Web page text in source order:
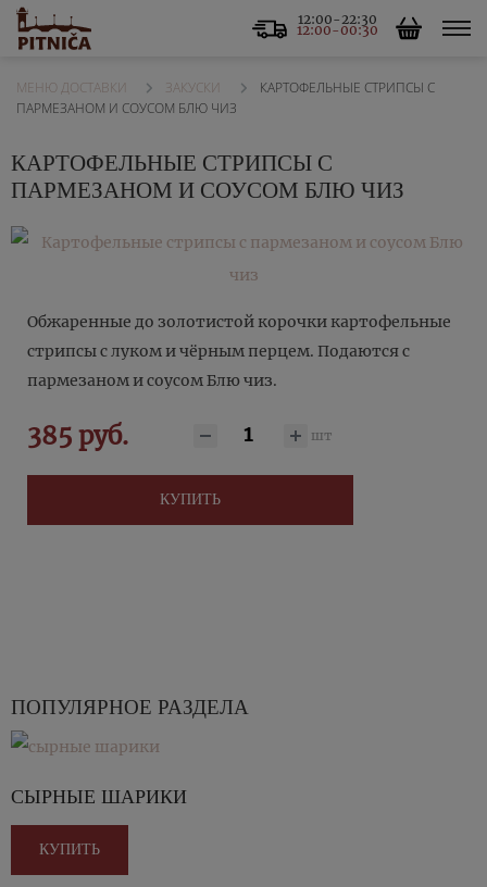
12:00-22:30
12:00-00:30
МЕНЮ ДОСТАВКИ ЗАКУСКИ
КАРТОФЕЛЬНЫЕ СТРИПСЫ С
ПАРМЕЗАНОМ И СОУСОМ БЛЮ ЧИЗ
КАРТОФЕЛЬНЫЕ СТРИПСЫ С
ПАРМЕЗАНОМ И СОУСОМ БЛЮ ЧИЗ
Обжаренные до золотистой корочки картофельные
стрипсы с луком и чёрным перцем. Подаются с
пармезаном и соусом Блю чиз.
385 руб. шт
КУПИТЬ
ПОПУЛЯРНОЕ РАЗДЕЛА
СЫРНЫЕ ШАРИКИ
КУПИТЬ